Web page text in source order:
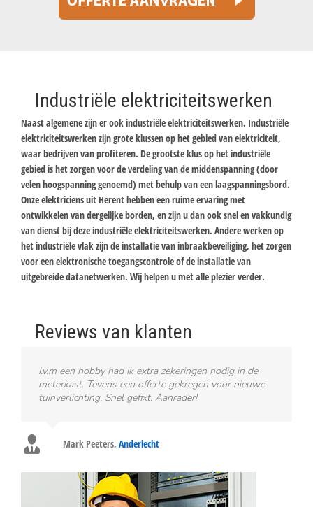
Industriële elektriciteitswerken
Naast algemene zijn er ook industriële elektriciteitswerken. Industriële
elektriciteitswerken zijn grote klussen op het gebied van elektriciteit,
waar bedrijven van profiteren. De grootste klus op het industriële
gebied is het zorgen voor de verdeling van de middenspanning (door
velen hoogspanning genoemd) met behulp van een laagspanningsbord.
Onze elektriciens uit Herent hebben een ruime ervaring met
ontwikkelen van dergelijke borden, en zijn u dan ook snel en vakkundig
van dienst bij deze industriële elektriciteitswerken. Andere werken op
het industriële vlak zijn de installatie van inbraakbeveiliging, het zorgen
voor een elektronische toegangscontrole of de installatie van
uitgebreide datanetwerken. Wij helpen u met alle plezier verder.
Reviews van klanten
I.v.m een hobby had ik extra zekeringen nodig in de
meterkast. Tevens een offerte gekregen voor nieuwe
tuinverlichting. Snel gefixt. Aanrader!
Mark Peeters, Anderlecht